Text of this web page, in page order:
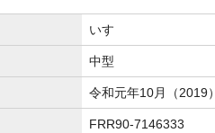
いすゞ
中型
令和元年10月（2019）
FRR90-7146333